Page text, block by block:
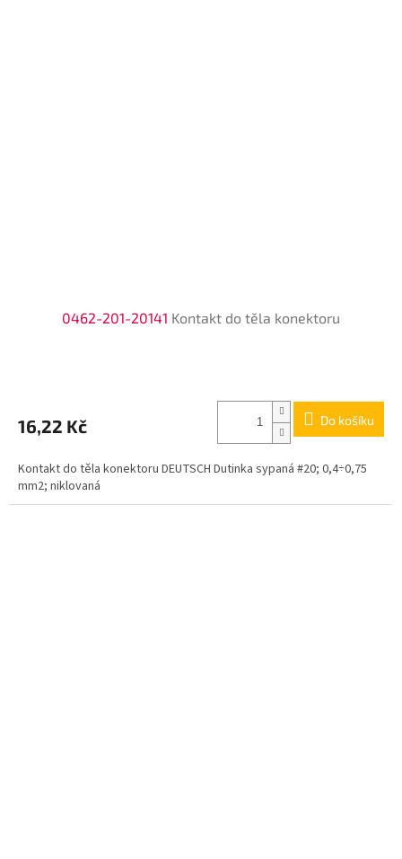
0462-201-20141 Kontakt do těla konektoru
16,22 Kč Do košíku
Kontakt do těla konektoru DEUTSCH Dutinka sypaná #20; 0,4÷0,75
mm2; niklovaná